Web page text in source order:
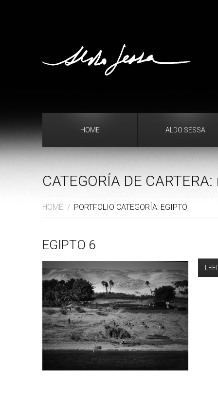
HOME ALDO SESSA
CATEGORÍA DE CARTERA:
HOME / PORTFOLIO CATEGORÍA: EGIPTO
EGIPTO 6